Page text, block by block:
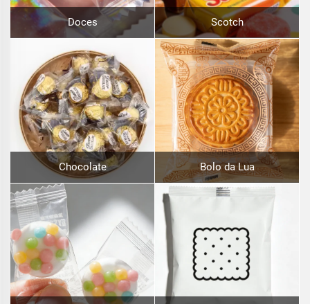
Doces Scotch
Chocolate Bolo da Lua